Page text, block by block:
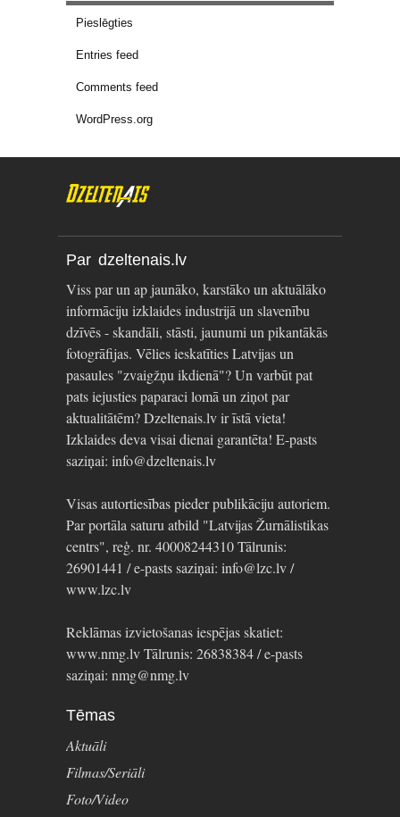
Pieslēgties
Entries feed
Comments feed
WordPress.org
Par dzeltenais.lv
Viss par un ap jaunāko, karstāko un aktuālāko
informāciju izklaides industrijā un slavenību
dzīvēs - skandāli, stāsti, jaunumi un pikantākās
fotogrāfijas. Vēlies ieskatīties Latvijas un
pasaules "zvaigžņu ikdienā"? Un varbūt pat
pats iejusties paparaci lomā un ziņot par
aktualitātēm? Dzeltenais.lv ir īstā vieta!
Izklaides deva visai dienai garantēta! E-pasts
saziņai: info@dzeltenais.lv
Visas autortiesības pieder publikāciju autoriem.
Par portāla saturu atbild "Latvijas Žurnālistikas
centrs", reģ. nr. 40008244310 Tālrunis:
26901441 / e-pasts saziņai: info@lzc.lv /
www.lzc.lv
Reklāmas izvietošanas iespējas skatiet:
www.nmg.lv Tālrunis: 26838384 / e-pasts
saziņai: nmg@nmg.lv
Tēmas
Aktuāli
Filmas/Seriāli
Foto/Video